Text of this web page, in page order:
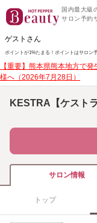
国内最大級
サロン予約
ゲストさん
ポイントが1%たまる！ ポイントはサロン
【重要】熊本県熊本地方で
様へ（2026年7月28日）
KESTRA【ケストラ
サロン情報
トップ